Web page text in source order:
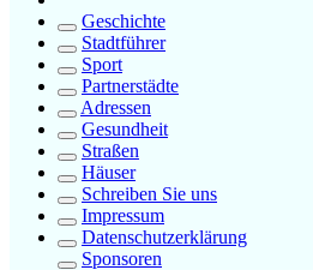
Geschichte
Stadtführer
Sport
Partnerstädte
Adressen
Gesundheit
Straßen
Häuser
Schreiben Sie uns
Impressum
Datenschutzerklärung
Sponsoren